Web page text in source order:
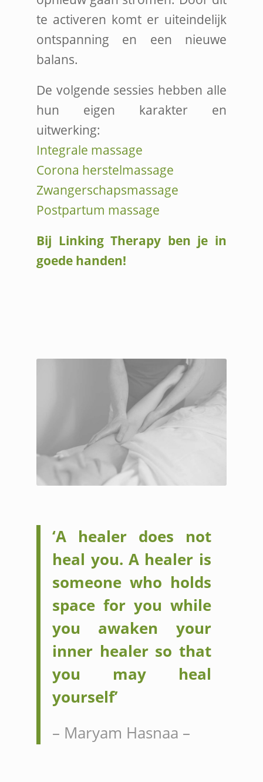
te activeren komt er uiteindelijk
ontspanning en een nieuwe
balans.
De volgende sessies hebben alle
hun eigen karakter en
uitwerking:
Integrale massage
Corona herstelmassage
Zwangerschapsmassage
Postpartum massage
Bij Linking Therapy ben je in
goede handen!
‘A healer does not
heal you. A healer is
someone who holds
space for you while
you awaken your
inner healer so that
you may heal
yourself’
– Maryam Hasnaa –